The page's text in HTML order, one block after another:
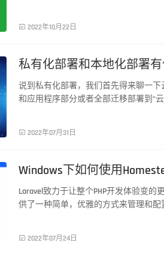
 2022年10月22日
私有化部署和本地化部署
说到私有化部署，我们首先得来聊一
和应用程序部分或者全部迁移部署到“
 2022年07月31日
Windows下如何使用
Laravel致力于让整个PHP开发体验变
供了一种简单，优雅的方式来管理和配
 2022年07月24日